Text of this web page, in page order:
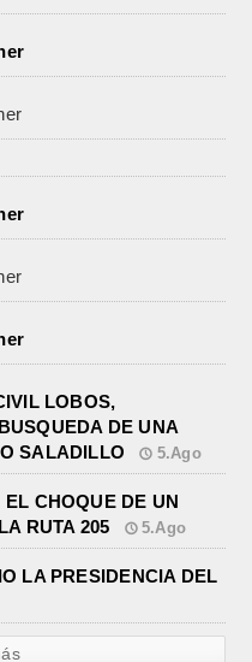
LOBOS,
DE UNA
SALADILLO
5.Ago
CHOQUE DE UN
RUTA 205
5.Ago
LA PRESIDENCIA DEL